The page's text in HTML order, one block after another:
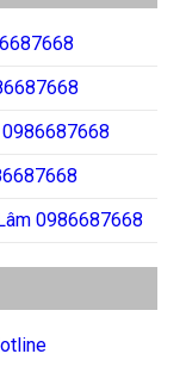
0986687668
0986687668